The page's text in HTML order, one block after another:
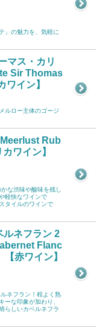
」の魅力を、気軽に
マス・カリ
Sir Thomas
イン】
ルロー主体のゴージ
Rub
ワイン】
な渋味や酸味を残し
軽快なワインで
タイルのワインで
ルネフラン 2
Flanc
【赤ワイン】
ネフラン！程よく熟
ーな印象が加わり、
らしいカベルネフラ